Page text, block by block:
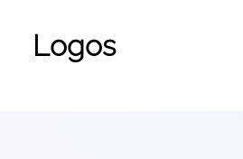
Logos